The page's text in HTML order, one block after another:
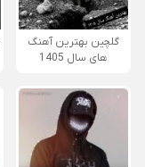
گلچین بهترین آهنگ
های سال 1405